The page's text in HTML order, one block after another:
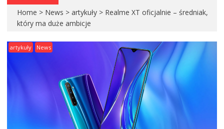
Home > News > artykuły > Realme XT oficjalnie – średniak,
który ma duże ambicje
artykuły News